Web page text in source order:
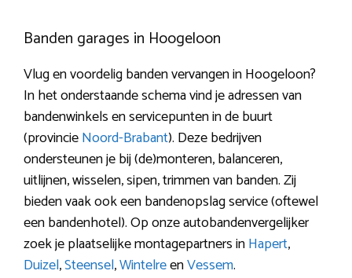
Banden garages in Hoogeloon
Vlug en voordelig banden vervangen in Hoogeloon?
In het onderstaande schema vind je adressen van
bandenwinkels en servicepunten in de buurt
(provincieNoord-Brabant). Deze bedrijven
ondersteunen je bij (de)monteren, balanceren,
uitlijnen, wisselen, sipen, trimmen van banden. Zij
bieden vaak ook een bandenopslag service (oftewel
een bandenhotel). Op onze autobandenvergelijker
zoek je plaatselijke montagepartners inHapert,
Duizel,Steensel,WintelreenVessem.